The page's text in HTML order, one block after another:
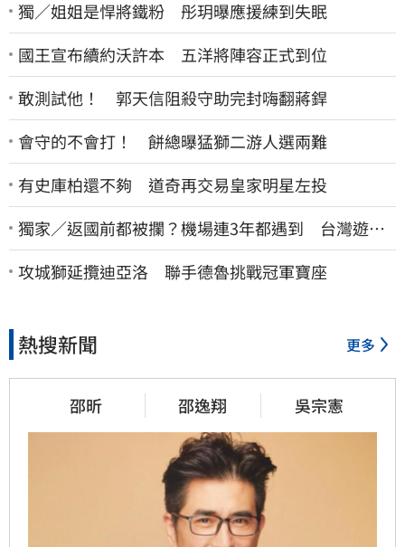
獨／姐姐是悍將鐵粉 彤玥曝應援練到失眠
國王宣布續約沃許本 五洋將陣容正式到位
敢測試他！ 郭天信阻殺守助完封嗨翻蔣銲
會守的不會打！ 餅總曝猛獅二游人選兩難
有史庫柏還不夠 道奇再交易皇家明星左投
獨家／返國前都被攔？機場連3年都遇到 台灣遊
客：難怪日本觀光這麼強
攻城獅延攬迪亞洛 聯手德魯挑戰冠軍寶座
熱搜新聞 更多
邵昕 邵逸翔 吳宗憲